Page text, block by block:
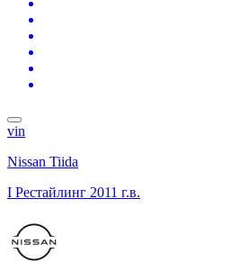
vin
Nissan Tiida
I Рестайлинг 2011 г.в.